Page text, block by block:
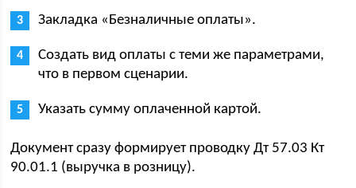
Закладка «Безналичные оплаты».
Создать вид оплаты с теми же параметрами,
что в первом сценарии.
Указать сумму оплаченной картой.
Документ сразу формирует проводку Дт 57.03 Кт
90.01.1 (выручка в розницу).